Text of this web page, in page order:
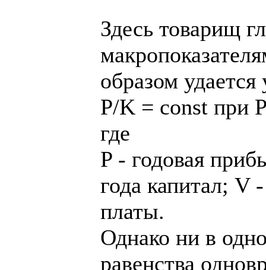
Здесь товарищ
образом
P/K = const при
где
P - годовая
года капитал; V
платы.
Однако ни в
равенства